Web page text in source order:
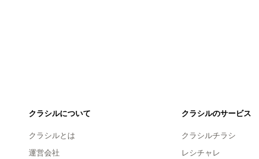
クラシルについて
クラシルとは
運営会社
クラシルのサービス
クラシルチラシ
レシチャレ